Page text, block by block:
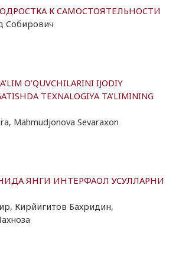
К САМОСТОЯТЕЛЬНОСТИ
Собирович
O’QUVCHILARINI IJODIY
TEXNALOGIYA TA’LIMINING
Mahmudjonova Sevaraxon
ЯНГИ ИНТЕРФАОЛ УСУЛЛАРНИ
Кирйигитов Бахридин,